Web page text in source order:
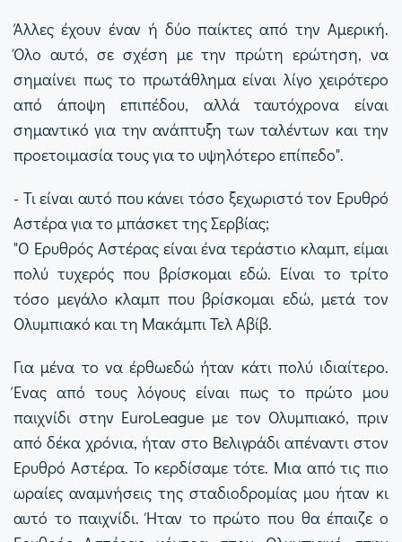
Άλλες έχουν έναν ή δύο παίκτες από την Αμερική.
Όλο αυτό, σε σχέση με την πρώτη ερώτηση, να
σημαίνει πως το πρωτάθλημα είναι λίγο χειρότερο
από άποψη επιπέδου, αλλά ταυτόχρονα είναι
σημαντικό για την ανάπτυξη των ταλέντων και την
προετοιμασία τους για το υψηλότερο επίπεδο".
- Τι είναι αυτό που κάνει τόσο ξεχωριστό τον Ερυθρό
Αστέρα για το μπάσκετ της Σερβίας;
"Ο Ερυθρός Αστέρας είναι ένα τεράστιο κλαμπ, είμαι
πολύ τυχερός που βρίσκομαι εδώ. Είναι το τρίτο
τόσο μεγάλο κλαμπ που βρίσκομαι εδώ, μετά τον
Ολυμπιακό και τη Μακάμπι Τελ Αβίβ.
Για μένα το να έρθωεδώ ήταν κάτι πολύ ιδιαίτερο.
Ένας από τους λόγους είναι πως το πρώτο μου
παιχνίδι στην EuroLeague με τον Ολυμπιακό, πριν
από δέκα χρόνια, ήταν στο Βελιγράδι απέναντι στον
Ερυθρό Αστέρα. Το κερδίσαμε τότε. Μια από τις πιο
ωραίες αναμνήσεις της σταδιοδρομίας μου ήταν κι
αυτό το παιχνίδι. Ήταν το πρώτο που θα έπαιζε ο